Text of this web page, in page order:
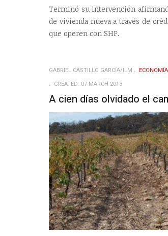
Terminó su intervención
de vivienda nueva a través de
que operen con SHF.
GABRIEL CASTILLO GARCÍA/ILM
CREATED: 07 MARCH 2013
A cien días olvidado el